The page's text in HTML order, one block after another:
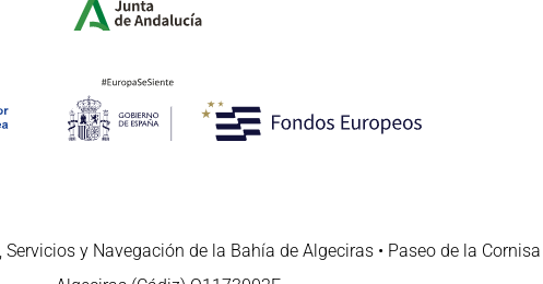
y Navegación de la Bahía de Algeciras • Paseo de la